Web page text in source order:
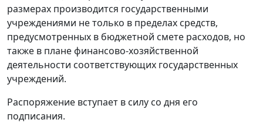
размерах производится государственными
учреждениями не только в пределах средств,
предусмотренных в бюджетной смете расходов, но
также в плане финансово-хозяйственной
деятельности соответствующих государственных
учреждений.
Распоряжение вступает в силу со дня его
подписания.